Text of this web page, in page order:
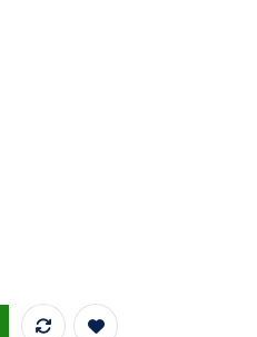
6000K - 8314 mennyiség